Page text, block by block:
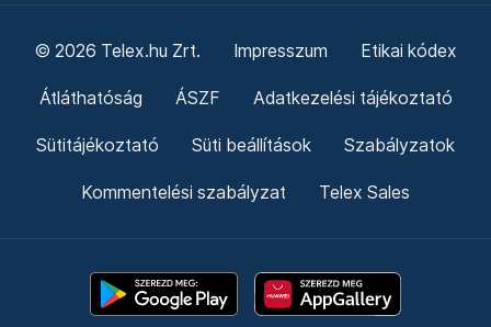
© 2026 Telex.hu Zrt. Impresszum Etikai kódex
Átláthatóság ÁSZF Adatkezelési tájékoztató
Sütitájékoztató Süti beállítások Szabályzatok
Kommentelési szabályzat Telex Sales